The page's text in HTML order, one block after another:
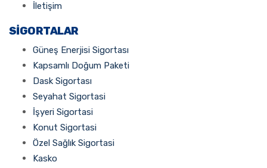
İletişim
SIGORTALAR
Güneş Enerjisi Sigortası
Kapsamlı Doğum Paketi
Dask Sigortası
Seyahat Sigortasi
İşyeri Sigortasi
Konut Sigortasi
Özel Sağlık Sigortasi
Kasko